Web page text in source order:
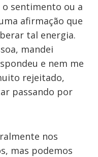
o sentimento ou a
afirmação que
tal energia.
mandei
e nem me
rejeitado,
passando por
nos
mas podemos